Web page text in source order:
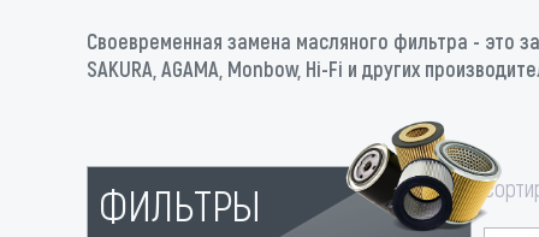
Своевременная замена масляного фильтра - это
SAKURA, AGAMA, Monbow, Hi-Fi и других
ФИЛЬТРЫ